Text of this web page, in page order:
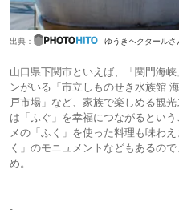
出典： ゆうきヘクタールさ
山口県下関市といえば、「関門海
ンがいる「市立しものせき水族館
戸市場」など、家族で楽しめる観
は「ふぐ」を幸福につながるとい
メの「ふく」を使った料理も味わ
く」のモニュメントなどもあるの
め。